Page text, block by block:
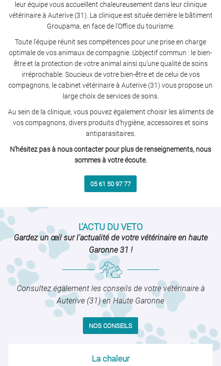
leur équipe vous accueillent chaleureusement dans leur clinique
vétérinaire à Auterive (31). La clinique est située derrière le bâtiment
Groupama, en face de l'Office du tourisme.
Toute l’équipe réunit ses compétences pour une prise en charge
optimale de vos animaux de compagnie. L’objectif commun : le bien-
être et la protection de votre animal ainsi qu’une qualité de soins
irréprochable. Soucieux de votre bien-être et de celui de vos
compagnons, le cabinet vétérinaire à Auterive (31) vous propose un
large choix de services de soins.
Au sein de la clinique, vous pouvez également choisir les aliments de
vos compagnons, divers produits d’hygiène, accessoires et soins
antiparasitaires.
N’hésitez pas à nous contacter pour plus de renseignements, nous
sommes à votre écoute.
05 61 50 97 77
L’ACTU DU VETO
Gardez un œil sur l’actualité de votre vétérinaire en haute
Garonne 31 !
Consultez également les conseils de votre vétérinaire à
Auterive (31) en Haute Garonne
NOS CONSEILS
La chaleur